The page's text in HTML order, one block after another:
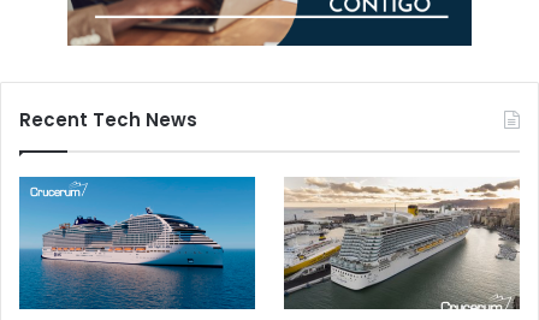
Recent Tech News